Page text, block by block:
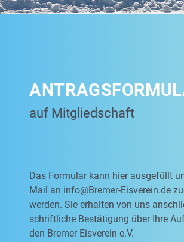
auf Mitgliedschaft
Das Formular kann hier ausgefüllt
Mail an info@Bremer-Eisverein.de
werden. Sie erhalten von uns
schriftliche Bestätigung über Ihre
den Bremer Eisverein e.V.